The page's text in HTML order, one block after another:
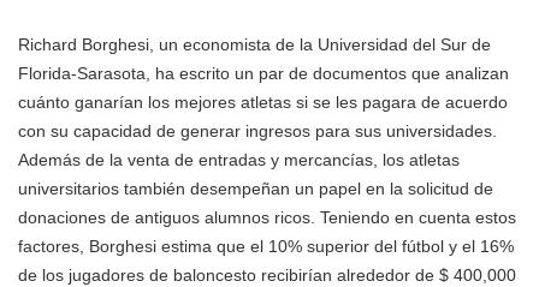
Richard Borghesi, un economista de la Universidad del Sur de
Florida-Sarasota, ha escrito un par de documentos que analizan
cuánto ganarían los mejores atletas si se les pagara de acuerdo
con su capacidad de generar ingresos para sus universidades.
Además de la venta de entradas y mercancías, los atletas
universitarios también desempeñan un papel en la solicitud de
donaciones de antiguos alumnos ricos. Teniendo en cuenta estos
factores, Borghesi estima que el 10% superior del fútbol y el 16%
de los jugadores de baloncesto recibirían alrededor de $ 400,000